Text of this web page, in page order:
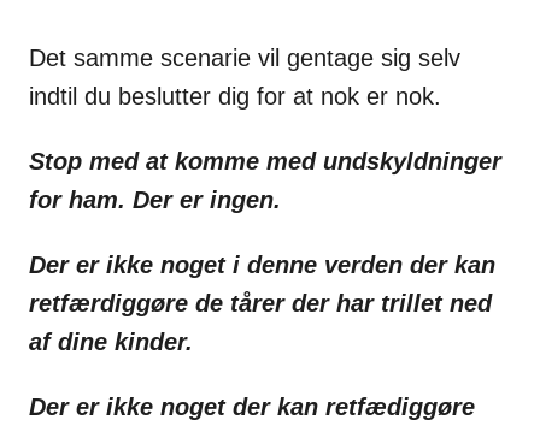
Det samme scenarie vil gentage sig selv
indtil du beslutter dig for at nok er nok.
Stop med at komme med undskyldninger
for ham. Der er ingen.
Der er ikke noget i denne verden der kan
retfærdiggøre de tårer der har trillet ned
af dine kinder.
Der er ikke noget der kan retfædiggøre